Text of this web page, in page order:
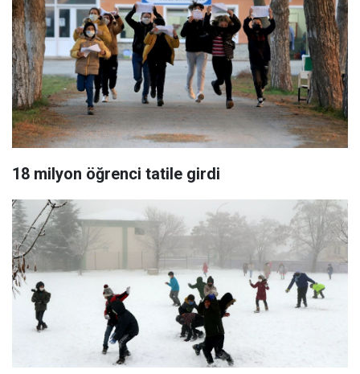
18 milyon öğrenci tatile girdi